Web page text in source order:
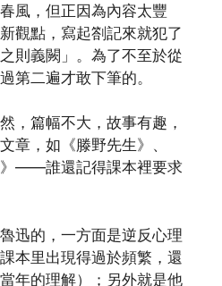
風，但正因為內容太豐
觀點，寫起劄記來就犯了
則義闕」。為了不至於從
第二遍才敢下筆的。
，篇幅不大，故事有趣，
章，如《滕野先生》、
》——誰還記得課本裡要求
迅的，一方面是逆反心理
本里出現得過於頻繁，還
年的理解）；另外就是他